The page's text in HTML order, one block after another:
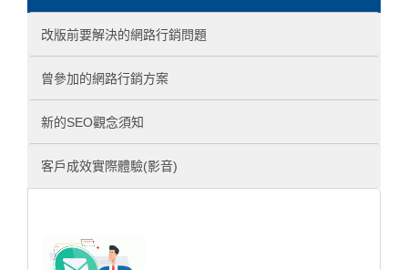
改版前要解決的網路行銷問題
曾參加的網路行銷方案
新的SEO觀念須知
客戶成效實際體驗(影音)